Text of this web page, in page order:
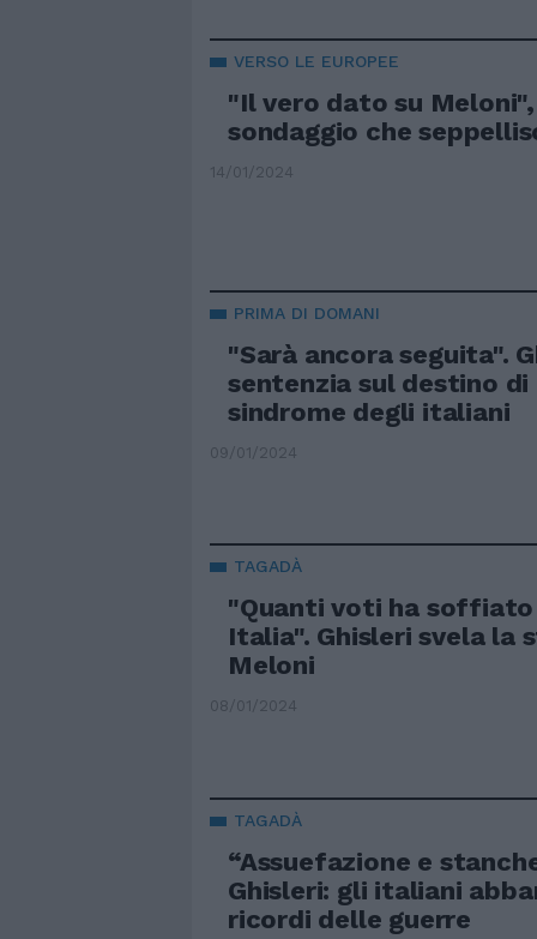
VERSO LE EUROPEE
"Il vero dato su
sondaggio che
14/01/2024
PRIMA DI DOMANI
"Sarà ancora seguita".
sentenzia sul destino di
sindrome degli italiani
09/01/2024
TAGADÀ
"Quanti voti ha soffiato
Italia". Ghisleri svela la
Meloni
08/01/2024
TAGADÀ
“Assuefazione e
Ghisleri: gli italiani
ricordi delle guerre